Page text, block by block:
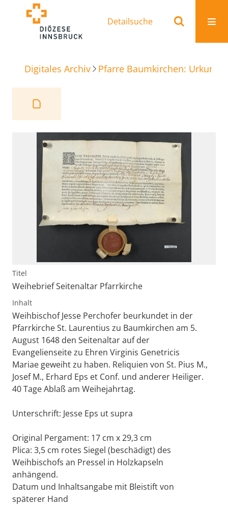
Detailsuche
Digitales Archiv Pfarre Baumkirchen:
Titel
Weihebrief Seitenaltar Pfarrkirche
Inhalt
Weihbischof Jesse Perchofer beurkundet in der
Pfarrkirche St. Laurentius zu Baumkirchen am 5.
August 1648 den Seitenaltar auf der
Evangelienseite zu Ehren Virginis Genetricis
Mariae geweiht zu haben. Reliquien von St. Pius M.,
Josef M., Erhard Eps et Conf. und anderer Heiliger.
40 Tage Ablaß am Weihejahrtag.
Unterschrift: Jesse Eps ut supra
Original Pergament: 17 cm x 29,3 cm
Plica: 3,5 cm rotes Siegel (beschädigt) des
Weihbischofs an Pressel in Holzkapseln
anhängend.
Datum und Inhaltsangabe mit Bleistift von
späterer Hand